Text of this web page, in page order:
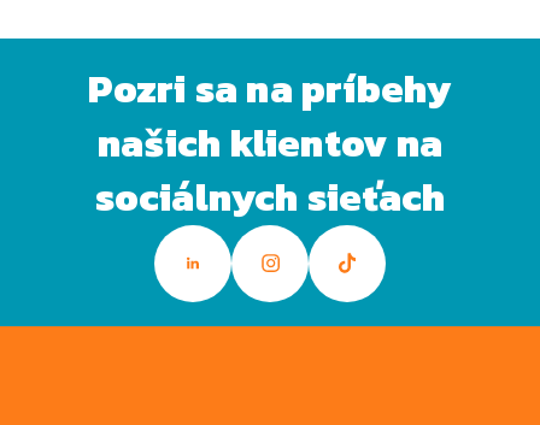
Pozri sa na príbehy
našich klientov na
sociálnych sieťach